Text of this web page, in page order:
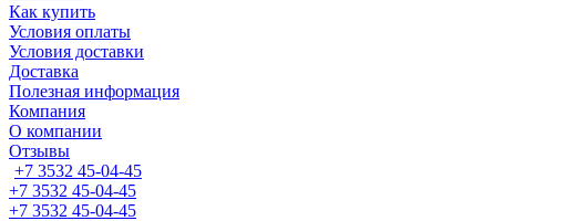
Как купить
Условия оплаты
Условия доставки
Доставка
Полезная информация
Компания
О компании
Отзывы
+7 3532 45-04-45
+7 3532 45-04-45
+7 3532 45-04-45